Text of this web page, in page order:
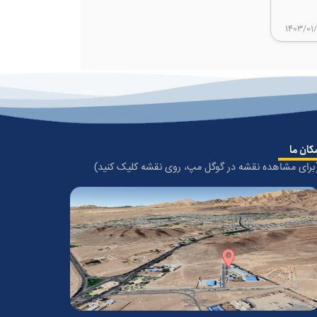
1403/
ما
مشاهده نقشه در گوگل مپ، روی نقشه کلیک کنید)